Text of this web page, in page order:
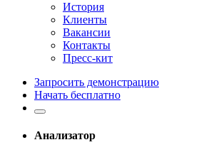
История
Клиенты
Вакансии
Контакты
Пресс-кит
Запросить демонстрацию
Начать бесплатно
Анализатор